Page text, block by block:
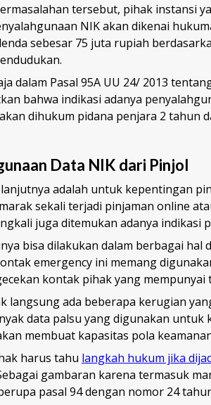
tersebut, pihak instansi
NIK akan dikenai
sebesar 75 juta rupiah
dalam Pasal 95A UU 24/ 2013
bahwa indikasi adanya
dihukum pidana penjara 2 tahun
Data NIK dari Pinjol
adalah untuk kepentingan
sekali terjadi pinjaman online
juga ditemukan adanya indikasi
bisa dilakukan dalam berbagai hal
emergency ini memang
kontak pihak yang mempunyai
langsung ada beberapa kerugian
data palsu yang digunakan untuk
membuat kapasitas pola
harus tahu langkah hukum jika
gambaran karena termasuk
pasal 94 dengan nomor 24